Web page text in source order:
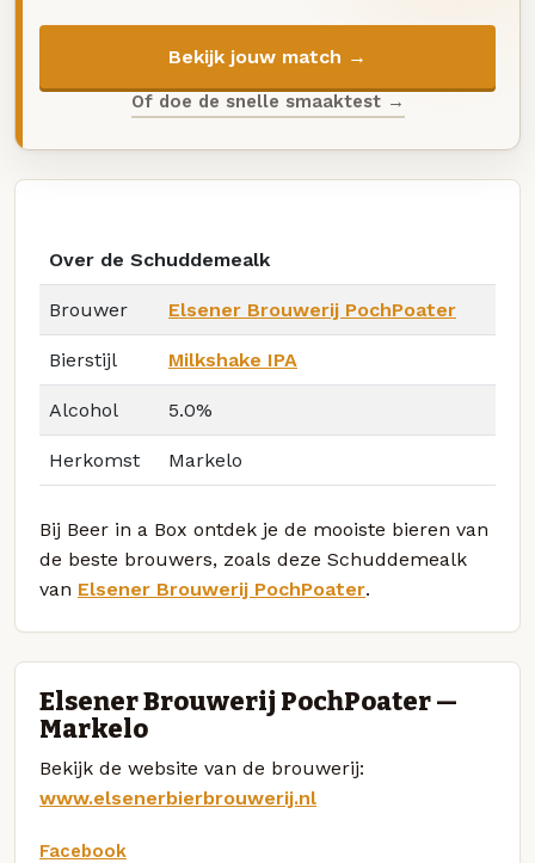
Bekijk jouw match →
Of doe de snelle smaaktest →
Over de Schuddemealk
Brouwer Elsener Brouwerij PochPoater
Bierstijl Milkshake IPA
Alcohol 5.0%
Herkomst Markelo
Bij Beer in a Box ontdek je de mooiste bieren van
de beste brouwers, zoals deze Schuddemealk
van Elsener Brouwerij PochPoater.
Elsener Brouwerij PochPoater —
Markelo
Bekijk de website van de brouwerij:
www.elsenerbierbrouwerij.nl
Facebook